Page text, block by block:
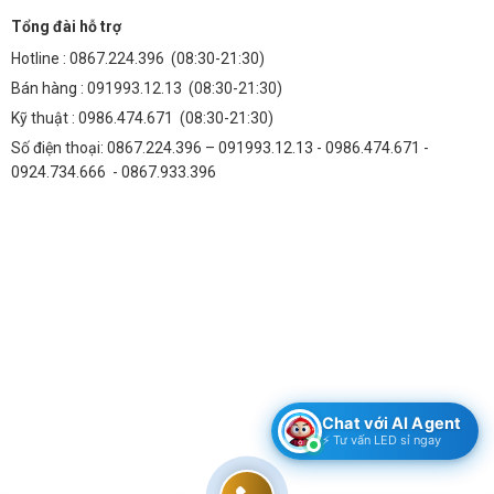
tuân thủ các quy trình kỹ thuật để đảm bảo an toàn và hiệu quả.
1. Chuẩn bị dụng cụ: Kìm, tua vít, máy đo điện, thang, dây điện, ống
2. Ngắt nguồn điện: Đảm bảo an toàn trước khi tiến hành lắp đặt.
2. Kiểm tra kết nối điện: Kiểm tra các kết nối điện để đảm bảo không bị
3. Kiểm tra bộ tản nhiệt: Kiểm tra bộ tản nhiệt để đảm bảo hoạt động
Tổng đài hỗ trợ
Hotline : 0867.224.396 (08:30-21:30)
Bán hàng : 091993.12.13 (08:30-21:30)
Kỹ thuật : 0986.474.671 (08:30-21:30)
Số điện thoại: 0867.224.396 – 091993.12.13 - 0986.474.671 -
0924.734.666 - 0867.933.396
Chat với AI Agent
⚡ Tư vấn LED sỉ ngay